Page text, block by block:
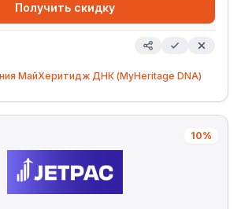
Получить скидку
МайХеритидж ДНК (MyHeritage DNA)
10%